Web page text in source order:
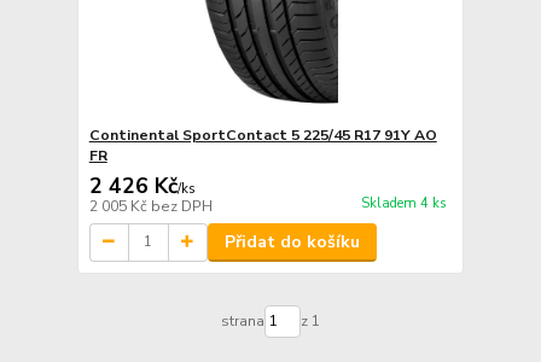
Continental SportContact 5 225/45 R17 91Y AO
FR
2 426 Kč/ks
2 005 Kč bez DPH Skladem 4 ks
Přidat do košíku
strana z 1